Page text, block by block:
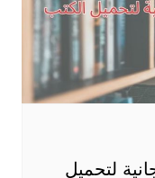
لتحميل